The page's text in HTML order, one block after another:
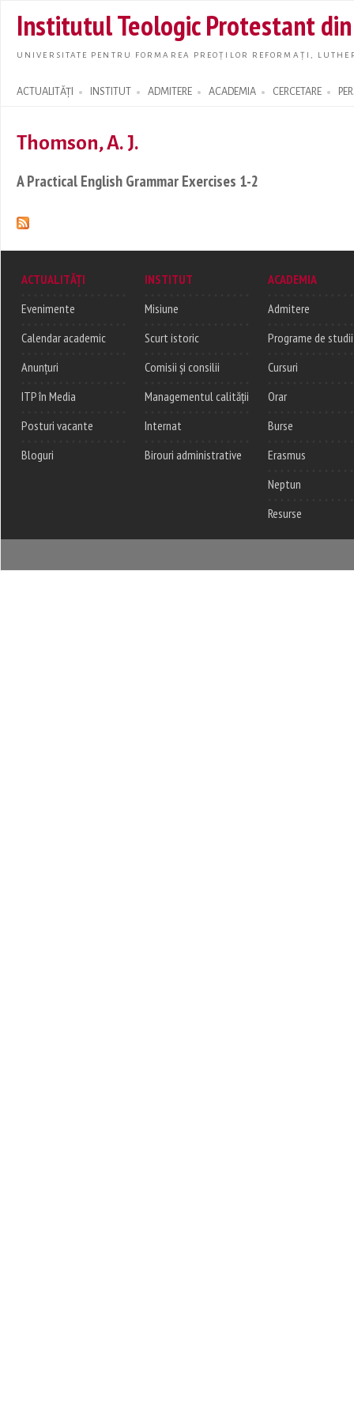
main
Institutul Teologic Protestant
UNIVERSITATE PENTRU FORMAREA PREOȚILOR REFORMAȚI,
ACTUALITĂȚI INSTITUT ADMITERE ACADEMIA CERCETARE
Search form
Thomson, A. J.
A Practical English Grammar Exercises 1-2
ACTUALITĂȚI
Evenimente
Calendar academic
Anunțuri
ITP în Media
Posturi vacante
Bloguri
INSTITUT
Misiune
Scurt istoric
Comisii și consilii
Managementul calității
Internat
Birouri administrative
ACADEMIA
Admitere
Programe de studii
Cursuri
Orar
Burse
Erasmus
Neptun
Resurse